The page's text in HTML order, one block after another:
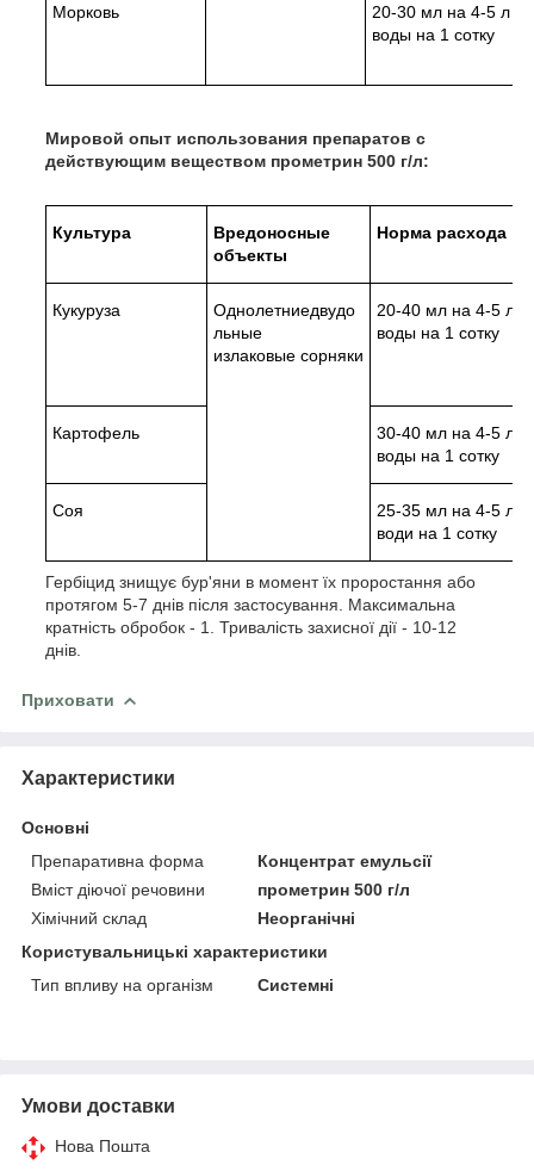
Морковь
20-30 мл на 4-5 л
воды на 1 сотку
Мировой опыт использования препаратов с
действующим веществом прометрин 500 г/л:
Культура
Вредоносные
объекты
Норма расхода
Кукуруза
Однолетниедвудо
льные
излаковые сорняки
20-40 мл на 4-5 л
воды на 1 сотку
Картофель
30-40 мл на 4-5 л
воды на 1 сотку
Соя
25-35 мл на 4-5 л
води на 1 сотку
Гербіцид знищує бур'яни в момент їх проростання або
протягом 5-7 днів після застосування. Максимальна
кратність обробок - 1. Тривалість захисної дії - 10-12
днів.
Приховати
Характеристики
Основні
Препаративна форма
Концентрат емульсії
Вміст діючої речовини
прометрин 500 г/л
Хімічний склад
Неорганічні
Користувальницькі характеристики
Тип впливу на організм
Системні
Умови доставки
Нова Пошта